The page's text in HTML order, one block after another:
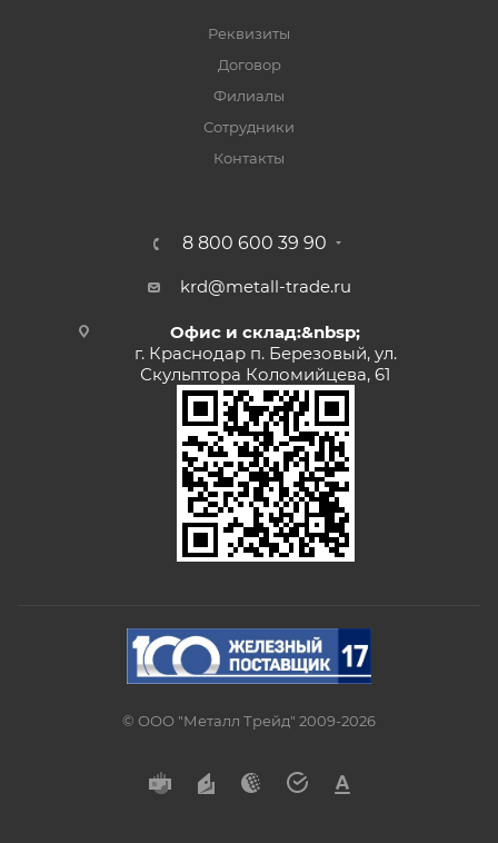
Реквизиты
Договор
Филиалы
Сотрудники
Контакты
8 800 600 39 90
krd@metall-trade.ru
Офис и склад:&nbsp;
г. Краснодар п. Березовый, ул.
Скульптора Коломийцева, 61
© ООО "Металл Трейд" 2009-2026